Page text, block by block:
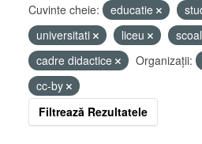
Cuvinte cheie: educatie
universitati
liceu
cadre didactice
Organizații:
cc-by
Filtrează Rezultatele